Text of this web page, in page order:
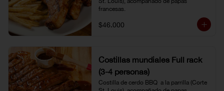
francesas.
$46.000
Costillas mundiales Full rack
(3-4 personas)
Costilla de cerdo BBQ  a la parrilla (Corte